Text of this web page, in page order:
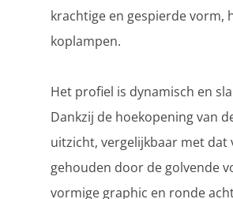
krachtige en gespierde vorm,
koplampen.
Het profiel is dynamisch en
Dankzij de hoekopening van
uitzicht, vergelijkbaar met dat
gehouden door de golvende
vormige graphic en ronde